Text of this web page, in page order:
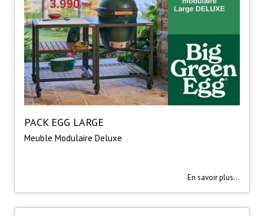
PACK EGG LARGE
Meuble Modulaire Deluxe
En savoir plus...